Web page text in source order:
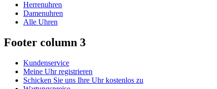
Herrenuhren
Damenuhren
Alle Uhren
Footer column 3
Kundenservice
Meine Uhr registrieren
Schicken Sie uns Ihre Uhr kostenlos zu